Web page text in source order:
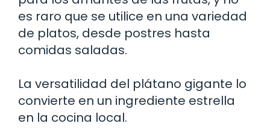
es raro que se utilice en una variedad
de platos, desde postres hasta
comidas saladas.
La versatilidad del plátano gigante lo
convierte en un ingrediente estrella
en la cocina local.